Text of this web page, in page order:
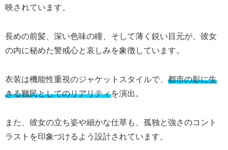
映されています。
長めの前髪、深い色味の瞳、そして薄く鋭い目元が、彼女
の内に秘めた警戒心と哀しみを象徴しています。
衣装は機能性重視のジャケットスタイルで、 都市の影に生
きる難民としてのリアリティを演出。
また、彼女の立ち姿や細かな仕草も、孤独と強さのコント
ラストを印象づけるよう設計されています。